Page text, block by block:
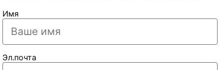
Имя
Эл.почта